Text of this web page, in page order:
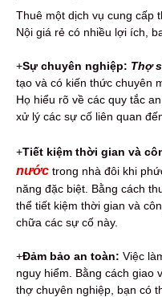
Thuê một dịch vụ cung cấp
Nội giá rẻ có nhiều lợi ích,
+Sự chuyên nghiệp: Thợ
tạo và có kiến thức chuyên
Họ hiểu rõ về các quy tắc
xử lý các sự cố liên quan
+Tiết kiệm thời gian và
nước trong nhà đôi khi
năng đặc biệt. Bằng cách
thể tiết kiệm thời gian và
chữa các sự cố này.
+Đảm bảo an toàn: Việc
nguy hiểm. Bằng cách giao
thợ chuyên nghiệp, bạn có